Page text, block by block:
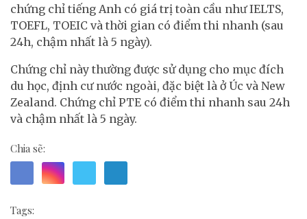
chứng chỉ tiếng Anh có giá trị toàn cầu như IELTS,
TOEFL, TOEIC và thời gian có điểm thi nhanh (sau
24h, chậm nhất là 5 ngày).
Chứng chỉ này thường được sử dụng cho mục đích
du học, định cư nước ngoài, đặc biệt là ở Úc và New
Zealand. Chứng chỉ PTE có điểm thi nhanh sau 24h
và chậm nhất là 5 ngày.
Chia sẽ:
Tags: